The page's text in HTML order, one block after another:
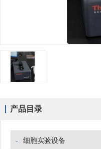
产品目录
- 细胞实验设备